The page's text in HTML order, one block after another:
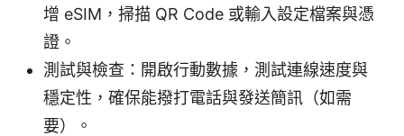
增 eSIM，掃描 QR Code 或輸入設定檔案與憑
證。
測試與檢查：開啟行動數據，測試連線速度與
穩定性，確保能撥打電話與發送簡訊（如需
要）。